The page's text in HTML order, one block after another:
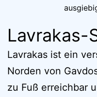
Lavrakas-
Lavrakas ist ein
Norden von
zu Fuß erreichbar